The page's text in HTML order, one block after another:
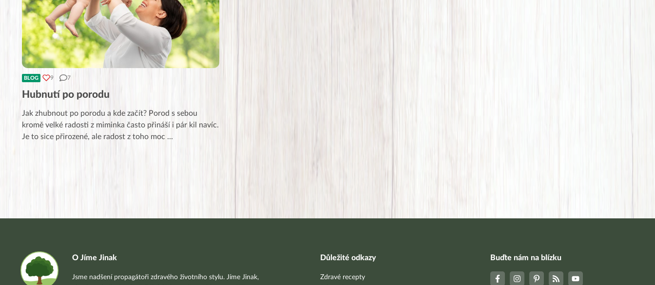
BLOG 9 7
Hubnutí po porodu
Jak zhubnout po porodu a kde začít? Porod s sebou
kromě velké radosti z miminka často přináší i pár kil navíc.
Je to sice přirozené, ale radost z toho moc ...
O Jíme Jinak
Jsme nadšení propagátoři zdravého životního stylu. Jíme Jinak,
Důležité odkazy
Zdravé recepty
Buďte nám na blízku